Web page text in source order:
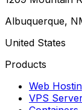
Albuquerque,
United States
Products
Web
VPS